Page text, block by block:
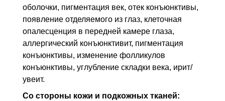
оболочки, пигментация век, отек конъюнктивы,
появление отделяемого из глаз, клеточная
опалесценция в передней камере глаза,
аллергический конъюнктивит, пигментация
конъюнктивы, изменение фолликулов
конъюнктивы, углубление складки века, ирит/
увеит.
Со стороны кожи и подкожных тканей: